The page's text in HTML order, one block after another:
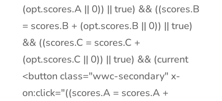
(opt.scores.A || 0)) || true) && ((scores.B
= scores.B + (opt.scores.B || 0)) || true)
&& ((scores.C = scores.C +
(opt.scores.C || 0)) || true) && (current
<button class="wwc-secondary" x-
on:click="((scores.A = scores.A +